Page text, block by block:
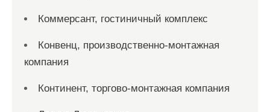
Коммерсант, гостиничный комплекс
Конвенц, производственно-монтажная
компания
Континент, торгово-монтажная компания